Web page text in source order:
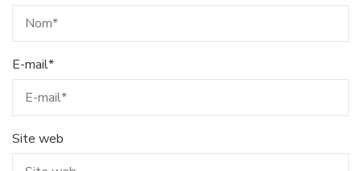
E-mail*
Site web